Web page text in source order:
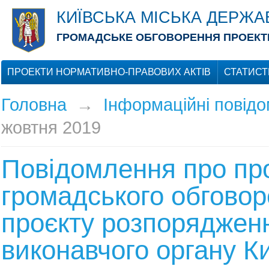
КИЇВСЬКА МІСЬКА
ГРОМАДСЬКЕ ОБГОВОРЕННЯ
ПРОЕКТИ НОРМАТИВНО-ПРАВОВИХ АКТІВ
Головна→ Інформаційні
жовтня 2019
Повідомлення про
громадського
проєкту
виконавчого органу